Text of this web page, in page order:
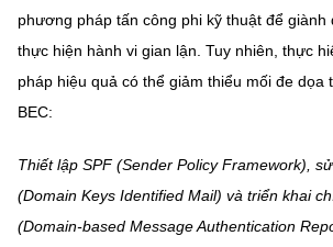
phương pháp tấn công phi kỹ thuật để giành
thực hiện hành vi gian lận. Tuy nhiên, thực
pháp hiệu quả có thể giảm thiểu mối đe dọa
BEC:
Thiết lập SPF (Sender Policy Framework),
(Domain Keys Identified Mail) và triển khai
(Domain-based Message Authentication